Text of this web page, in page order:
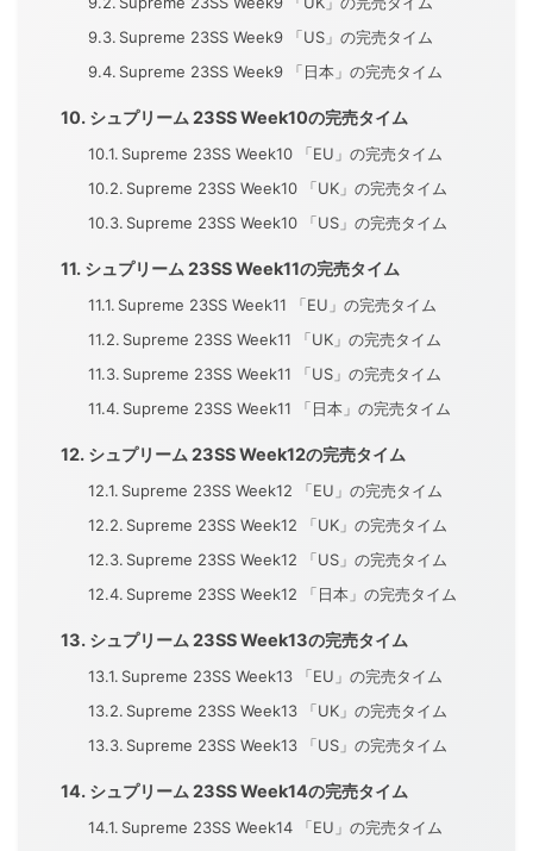
Supreme 23SS Week9 「US」の完売タイム
Supreme 23SS Week9 「日本」の完売タイム
シュプリーム 23SS Week10の完売タイム
Supreme 23SS Week10 「EU」の完売タイム
Supreme 23SS Week10 「UK」の完売タイム
Supreme 23SS Week10 「US」の完売タイム
シュプリーム 23SS Week11の完売タイム
Supreme 23SS Week11 「EU」の完売タイム
Supreme 23SS Week11 「UK」の完売タイム
Supreme 23SS Week11 「US」の完売タイム
Supreme 23SS Week11 「日本」の完売タイム
シュプリーム 23SS Week12の完売タイム
Supreme 23SS Week12 「EU」の完売タイム
Supreme 23SS Week12 「UK」の完売タイム
Supreme 23SS Week12 「US」の完売タイム
Supreme 23SS Week12 「日本」の完売タイム
シュプリーム 23SS Week13の完売タイム
Supreme 23SS Week13 「EU」の完売タイム
Supreme 23SS Week13 「UK」の完売タイム
Supreme 23SS Week13 「US」の完売タイム
シュプリーム 23SS Week14の完売タイム
Supreme 23SS Week14 「EU」の完売タイム